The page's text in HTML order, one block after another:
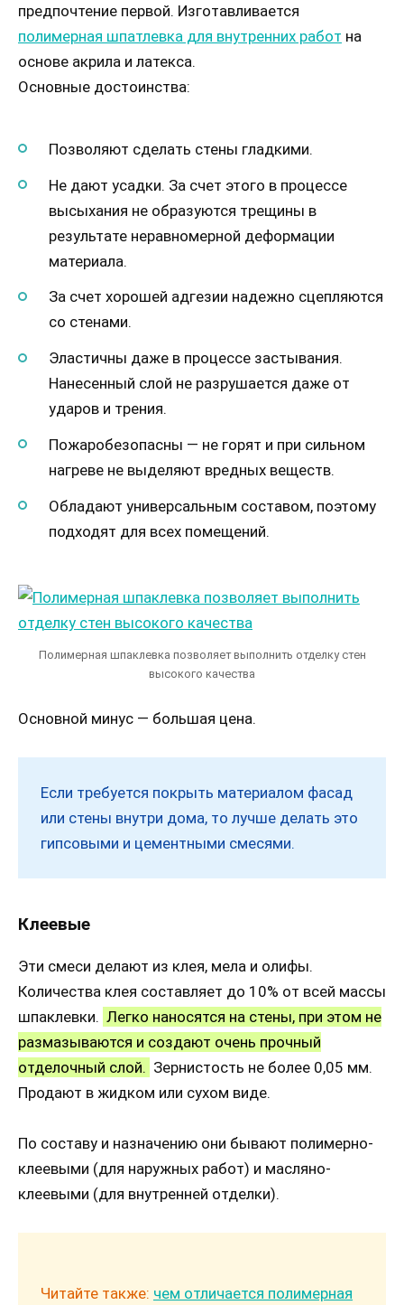
предпочтение первой. Изготавливается
полимерная шпатлевка для внутренних работ на
основе акрила и латекса.
Основные достоинства:
Позволяют сделать стены гладкими.
Не дают усадки. За счет этого в процессе
высыхания не образуются трещины в
результате неравномерной деформации
материала.
За счет хорошей адгезии надежно сцепляются
со стенами.
Эластичны даже в процессе застывания.
Нанесенный слой не разрушается даже от
ударов и трения.
Пожаробезопасны — не горят и при сильном
нагреве не выделяют вредных веществ.
Обладают универсальным составом, поэтому
подходят для всех помещений.
Полимерная шпаклевка позволяет выполнить отделку стен
высокого качества
Основной минус — большая цена.
Если требуется покрыть материалом фасад
или стены внутри дома, то лучше делать это
гипсовыми и цементными смесями.
Клеевые
Эти смеси делают из клея, мела и олифы.
Количества клея составляет до 10% от всей массы
шпаклевки. Легко наносятся на стены, при этом не
размазываются и создают очень прочный
отделочный слой. Зернистость не более 0,05 мм.
Продают в жидком или сухом виде.
По составу и назначению они бывают полимерно-
клеевыми (для наружных работ) и масляно-
клеевыми (для внутренней отделки).
Читайте также: чем отличается полимерная